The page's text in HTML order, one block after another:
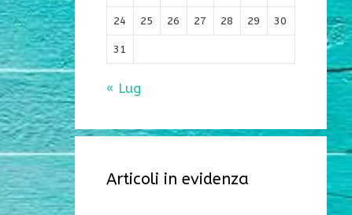
24 25 26 27 28 29 30
31
« Lug
Articoli in evidenza